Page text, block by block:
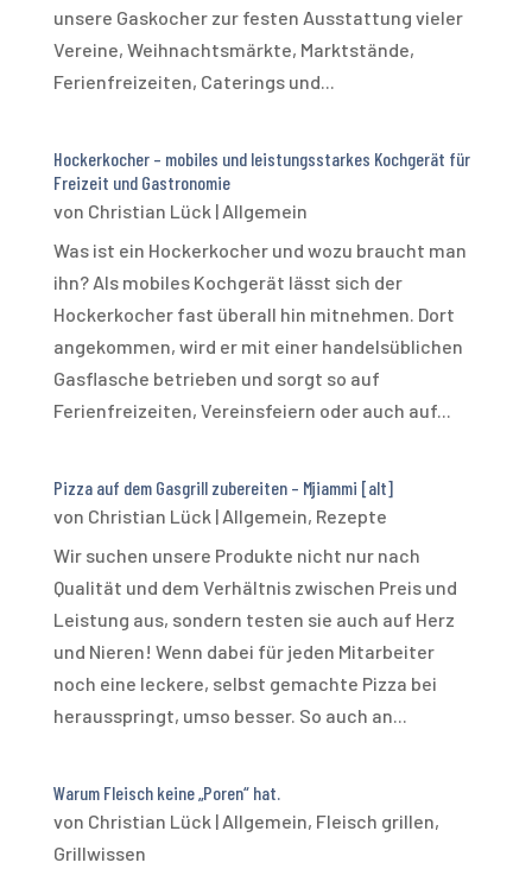
unsere Gaskocher zur festen Ausstattung vieler
Vereine, Weihnachtsmärkte, Marktstände,
Ferienfreizeiten, Caterings und...
Hockerkocher – mobiles und leistungsstarkes Kochgerät für
Freizeit und Gastronomie
von Christian Lück | Allgemein
Was ist ein Hockerkocher und wozu braucht man
ihn? Als mobiles Kochgerät lässt sich der
Hockerkocher fast überall hin mitnehmen. Dort
angekommen, wird er mit einer handelsüblichen
Gasflasche betrieben und sorgt so auf
Ferienfreizeiten, Vereinsfeiern oder auch auf...
Pizza auf dem Gasgrill zubereiten – Mjiammi [alt]
von Christian Lück | Allgemein, Rezepte
Wir suchen unsere Produkte nicht nur nach
Qualität und dem Verhältnis zwischen Preis und
Leistung aus, sondern testen sie auch auf Herz
und Nieren! Wenn dabei für jeden Mitarbeiter
noch eine leckere, selbst gemachte Pizza bei
herausspringt, umso besser. So auch an...
Warum Fleisch keine „Poren“ hat.
von Christian Lück | Allgemein, Fleisch grillen,
Grillwissen